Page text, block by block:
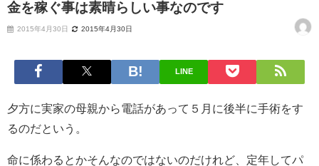
金を稼ぐ事は素晴らしい事なのです
2015年4月30日 2015年4月30日
LINE
夕方に実家の母親から電話があって５月に後半に手術をす
るのだという。
命に係わるとかそんなのではないのだけれど、定年してパ